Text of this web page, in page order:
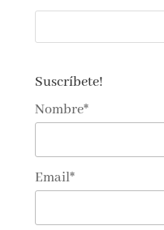
Suscríbete!
Nombre*
Email*